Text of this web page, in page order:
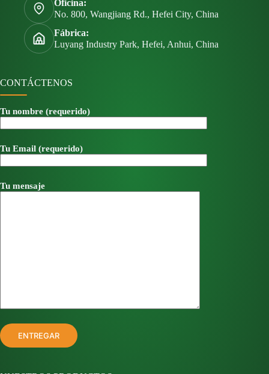
Oficina:
No. 800, Wangjiang Rd., Hefei City, China
Fábrica:
Luyang Industry Park, Hefei, Anhui, China
CONTÁCTENOS
Tu nombre (requerido)
Tu Email (requerido)
Tu mensaje